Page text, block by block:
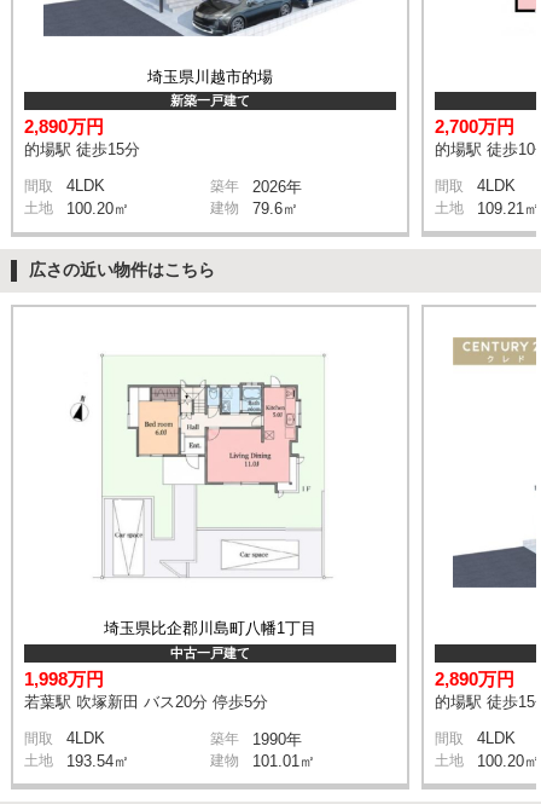
埼玉県川越市的場
新築一戸建て
2,890万円
的場駅 徒歩15分
間取 4LDK 築年 2026年
土地 100.20㎡ 建物 79.6㎡
2,700万円
的場駅 徒歩10
間取 4LDK
土地 109.21㎡
広さの近い物件はこちら
埼玉県比企郡川島町八幡1丁目
中古一戸建て
1,998万円
若葉駅 吹塚新田 バス20分 停歩5分
間取 4LDK 築年 1990年
土地 193.54㎡ 建物 101.01㎡
2,890万円
的場駅 徒歩15
間取 4LDK
土地 100.20㎡